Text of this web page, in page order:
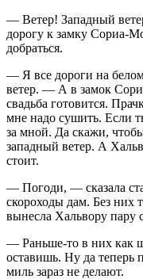
— Ветер! Западный
дорогу к замку Сориа-
добраться.
— Я все дороги на
ветер. — А в замок
свадьба готовится.
мне надо сушить. Если
за мной. Да скажи,
западный ветер. А
стоит.
— Погоди, — сказала
скороходы дам. Без них
вынесла Хальвору пару
— Раньше-то в них как
оставишь. Ну да теперь
миль зараз не делают.